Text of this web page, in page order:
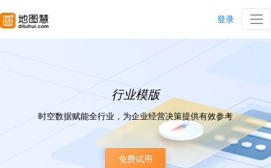
登录
行业模版
时空数据赋能全行业，为企业经营决策提供有效参考
免费试用